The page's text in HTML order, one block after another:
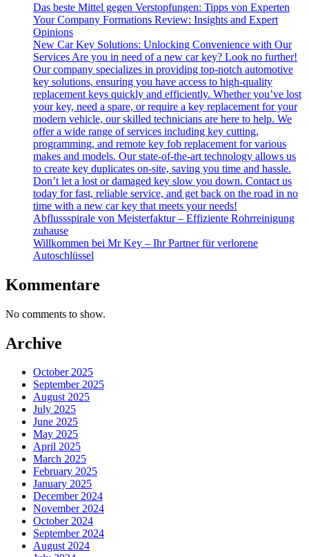
Das beste Mittel gegen Verstopfungen: Tipps von Experten
Your Company Formations Review: Insights and Expert
Opinions
New Car Key Solutions: Unlocking Convenience with Our
Services Are you in need of a new car key? Look no further!
Our company specializes in providing top-notch automotive
key solutions, ensuring you have access to high-quality
replacement keys quickly and efficiently. Whether you’ve lost
your key, need a spare, or require a key replacement for your
modern vehicle, our skilled technicians are here to help. We
offer a wide range of services including key cutting,
programming, and remote key fob replacement for various
makes and models. Our state-of-the-art technology allows us
to create key duplicates on-site, saving you time and hassle.
Don’t let a lost or damaged key slow you down. Contact us
today for fast, reliable service, and get back on the road in no
time with a new car key that meets your needs!
Abflussspirale von Meisterfaktur – Effiziente Rohrreinigung
zuhause
Willkommen bei Mr Key – Ihr Partner für verlorene
Autoschlüssel
Kommentare
No comments to show.
Archive
October 2025
September 2025
August 2025
July 2025
June 2025
May 2025
April 2025
March 2025
February 2025
January 2025
December 2024
November 2024
October 2024
September 2024
August 2024